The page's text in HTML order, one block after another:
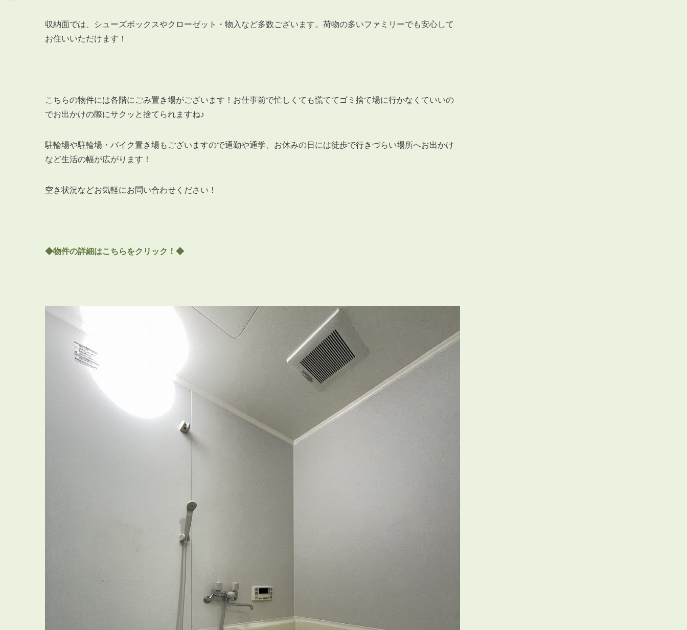
アパートの監視カメラ設置について
03-6262-9556
※音声ガイダンス④を押してください。
収納面では、シューズボックスやクローゼット・物入など多数ございます。荷物の多いファミリーでも安心して
お住いいただけます！
こちらの物件には各階にごみ置き場がございます！お仕事前で忙しくても慌ててゴミ捨て場に行かなくていいの
でお出かけの際にサクッと捨てられますね♪
駐輪場や駐輪場・バイク置き場もございますので通勤や通学、お休みの日には徒歩で行きづらい場所へお出かけ
など生活の幅が広がります！
空き状況などお気軽にお問い合わせください！
◆物件の詳細はこちらをクリック！◆